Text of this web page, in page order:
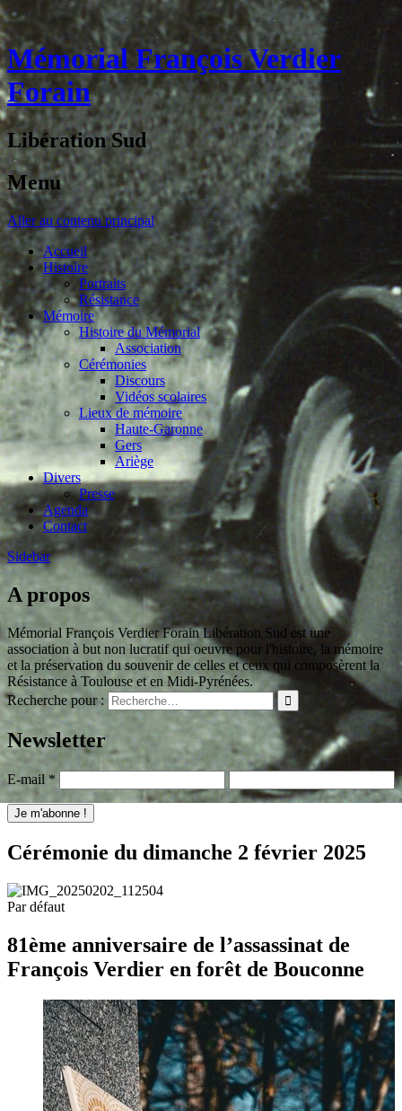
Mémorial François Verdier
Forain
Libération Sud
Menu
Aller au contenu principal
Accueil
Histoire
Portraits
Résistance
Mémoire
Histoire du Mémorial
Association
Cérémonies
Discours
Vidéos scolaires
Lieux de mémoire
Haute-Garonne
Gers
Ariège
Divers
Presse
Agenda
Contact
Sidebar
A propos
Mémorial François Verdier Forain Libération Sud est une
association à but non lucratif qui oeuvre pour l'histoire, la mémoire
et la préservation du souvenir de celles et ceux qui composèrent la
Résistance à Toulouse et en Midi-Pyrénées.
Recherche pour :
Newsletter
E-mail *
Cérémonie du dimanche 2 février 2025
Par défaut
81ème anniversaire de l’assassinat de
François Verdier en forêt de Bouconne